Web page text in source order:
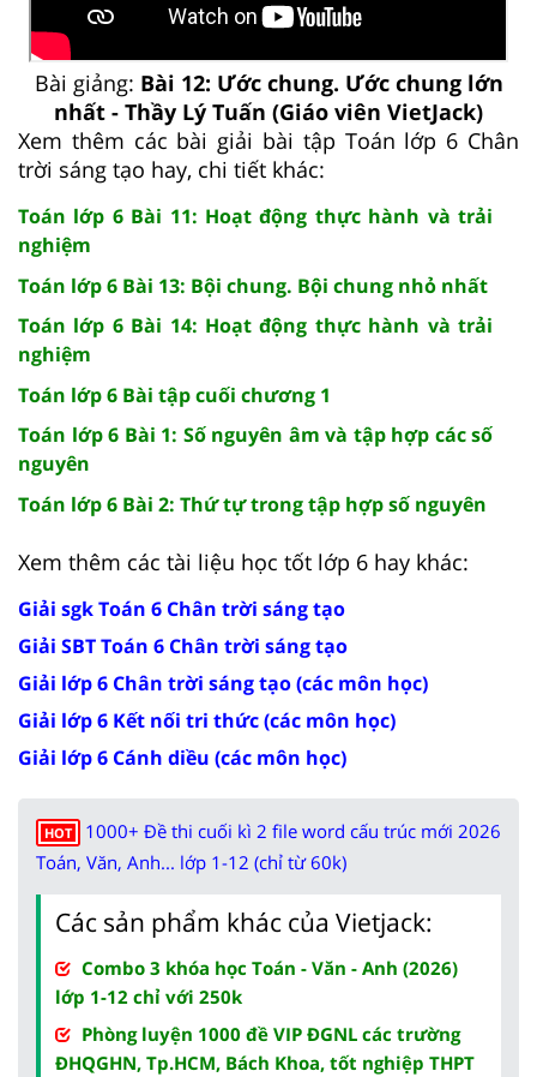
Bài giảng: Bài 12: Ước chung. Ước chung lớn
nhất - Thầy Lý Tuấn (Giáo viên VietJack)
Xem thêm các bài giải bài tập Toán lớp 6 Chân
trời sáng tạo hay, chi tiết khác:
Toán lớp 6 Bài 11: Hoạt động thực hành và trải
nghiệm
Toán lớp 6 Bài 13: Bội chung. Bội chung nhỏ nhất
Toán lớp 6 Bài 14: Hoạt động thực hành và trải
nghiệm
Toán lớp 6 Bài tập cuối chương 1
Toán lớp 6 Bài 1: Số nguyên âm và tập hợp các số
nguyên
Toán lớp 6 Bài 2: Thứ tự trong tập hợp số nguyên
Xem thêm các tài liệu học tốt lớp 6 hay khác:
Giải sgk Toán 6 Chân trời sáng tạo
Giải SBT Toán 6 Chân trời sáng tạo
Giải lớp 6 Chân trời sáng tạo (các môn học)
Giải lớp 6 Kết nối tri thức (các môn học)
Giải lớp 6 Cánh diều (các môn học)
HOT
1000+ Đề thi cuối kì 2 file word cấu trúc mới 2026
Toán, Văn, Anh... lớp 1-12 (chỉ từ 60k)
Các sản phẩm khác của Vietjack:
Combo 3 khóa học Toán - Văn - Anh (2026)
lớp 1-12 chỉ với 250k
Phòng luyện 1000 đề VIP ĐGNL các trường
ĐHQGHN, Tp.HCM, Bách Khoa, tốt nghiệp THPT